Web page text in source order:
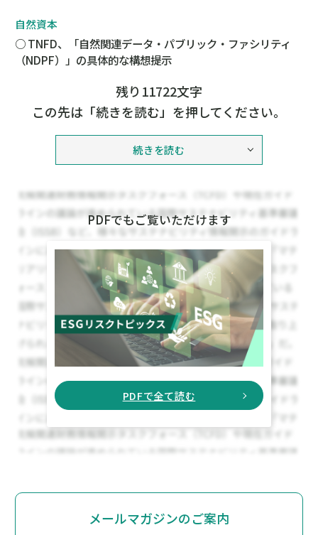
自然資本
○ TNFD、「自然関連データ・パブリック・ファシリティ
（NDPF）」の具体的な構想提示
残り11722文字
この先は「続きを読む」を押してください。
続きを読む
PDFでもご覧いただけます
PDFで全て読む
メールマガジンのご案内